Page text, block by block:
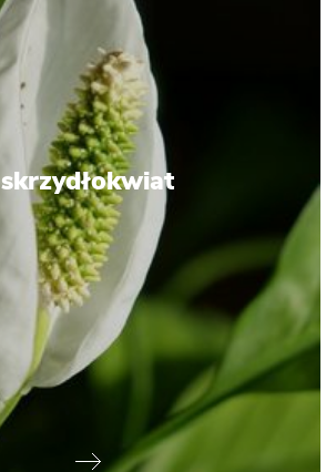
skrzydłokwiat